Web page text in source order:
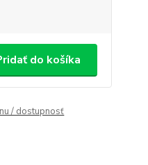
do košíka
/ dostupnosť